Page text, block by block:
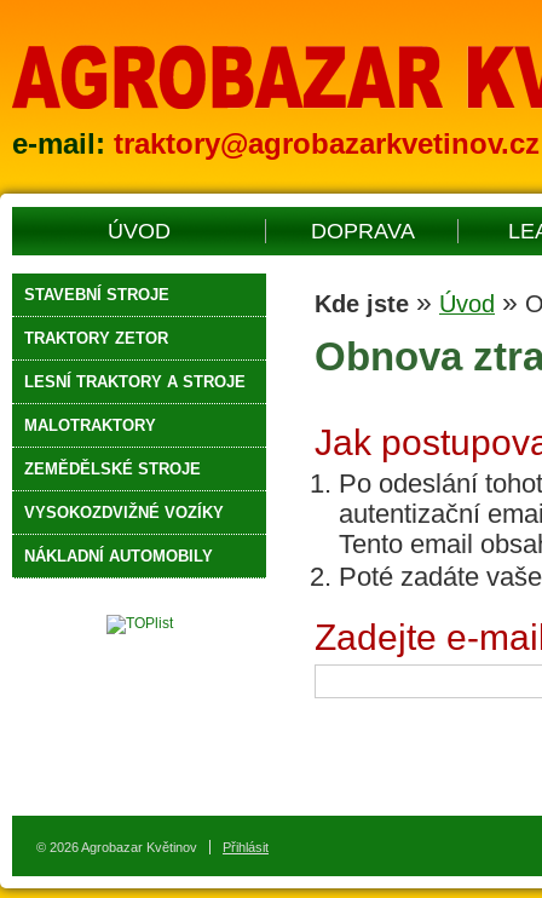
e-mail: traktory@agrobazarkvetinov.cz
ÚVOD DOPRAVA
STAVEBNÍ STROJE
TRAKTORY ZETOR
LESNÍ TRAKTORY A STROJE
MALOTRAKTORY
ZEMĚDĚLSKÉ STROJE
VYSOKOZDVIŽNÉ VOZÍKY
NÁKLADNÍ AUTOMOBILY
Kde jste » Úvod »
Obnova
Jak
Po odeslání
autentizační
Tento email
Poté zadáte
Zadejte e-
© 2026 Agrobazar Květinov Přihlásit